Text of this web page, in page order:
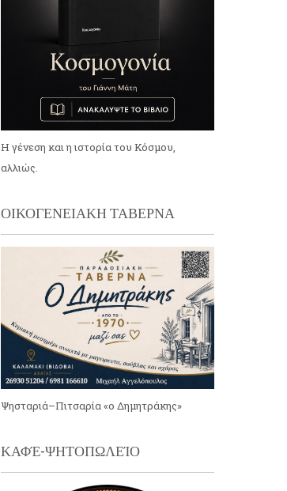
Η γένεση και η ιστορία του Κόσμου,
αλλιώς.
ΟΙΚΟΓΕΝΕΙΑΚΗ ΤΑΒΕΡΝΑ
Ψησταριά–Πιτσαρία «ο Δημητράκης»
ΚΑΦΈ-ΨΗΤΟΠΩΛΕΊΟ